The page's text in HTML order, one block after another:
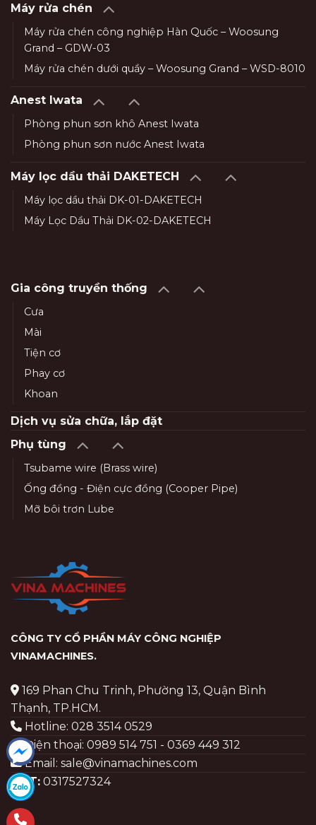
Máy rửa chén
Máy rửa chén công nghiệp Hàn Quốc – Woosung
Grand – GDW-03
Máy rửa chén dưới quầy – Woosung Grand – WSD-8010
Anest Iwata
Phòng phun sơn khô Anest Iwata
Phòng phun sơn nước Anest Iwata
Máy lọc dầu thải DAKETECH
Máy lọc dầu thải DK-01-DAKETECH
Máy Lọc Dầu Thải DK-02-DAKETECH
Gia công truyền thống
Cưa
Mài
Tiện cơ
Phay cơ
Khoan
Dịch vụ sửa chữa, lắp đặt
Phụ tùng
Tsubame wire (Brass wire)
Ống đồng - Điện cực đồng (Cooper Pipe)
Mỡ bôi trơn Lube
CÔNG TY CỔ PHẦN MÁY CÔNG NGHIỆP
VINAMACHINES.
169 Phan Chu Trinh, Phường 13, Quận Bình
Thạnh, TP.HCM.
Hotline: 028 3514 0529
Điện thoại: 0989 514 751 - 0369 449 312
Email: sale@vinamachines.com
MST: 0317527324